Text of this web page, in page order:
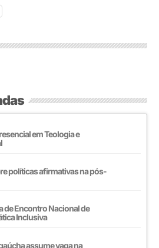
em Teologia e
políticas afirmativas na pós-
de Encontro Nacional de
Inclusiva
assume vaga na